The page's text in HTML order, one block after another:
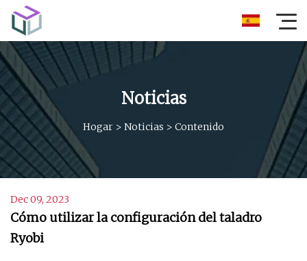
Noticias
Hogar > Noticias > Contenido
Dec 09, 2023
Cómo utilizar la configuración del taladro
Ryobi